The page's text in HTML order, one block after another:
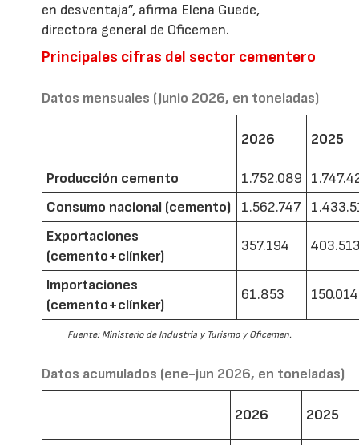
en desventaja”, afirma Elena Guede,
directora general de Oficemen.
Principales cifras del sector cementero
Datos mensuales (junio 2026, en toneladas)
2026 2025
Producción cemento 1.752.089
Consumo nacional (cemento)
1.562.747
Exportaciones
(cemento+clínker)
357.194
Importaciones
(cemento+clínker)
61.853 150.014
Fuente: Ministerio de Industria y Turismo y Oficemen.
Datos acumulados (ene-jun 2026, en toneladas)
2026 2025